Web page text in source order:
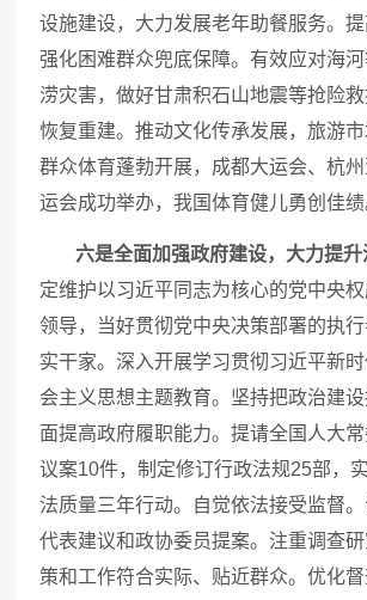
设施建设，大力发展老年助餐服务。提
强化困难群众兜底保障。有效应对海
涝灾害，做好甘肃积石山地震等抢险
恢复重建。推动文化传承发展，旅游市
群众体育蓬勃开展，成都大运会、杭
运会成功举办，我国体育健儿勇创佳绩
六是全面加强政府建设，大力提升
定维护以习近平同志为核心的党中央
领导，当好贯彻党中央决策部署的执行
实干家。深入开展学习贯彻习近平新
会主义思想主题教育。坚持把政治建
面提高政府履职能力。提请全国人大
议案10件，制定修订行政法规25部，
法质量三年行动。自觉依法接受监督
代表建议和政协委员提案。注重调查
策和工作符合实际、贴近群众。优化督